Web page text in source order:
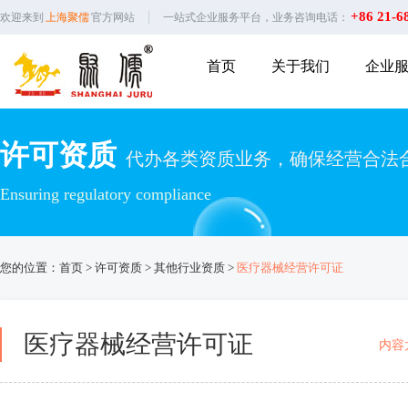
欢迎来到 上海聚儒官方网站 一站式企业服务平台，业务咨询电话： +86 21-
首页 关于我们 企业
许可资质 代办各类资质业务，确保经营合法
Ensuring regulatory compliance
您的位置： 首页 > 许可资质 > 其他行业资质 > 医疗器械经营许可证
医疗器械经营许可证 内容